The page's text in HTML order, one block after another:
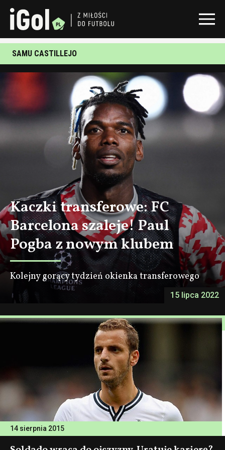
SAMU CASTILLEJO
15 lipca 2022
Kaczki transferowe: FC
Barcelona szaleje! Paul
Pogba z nowym klubem
Kolejny gorący tydzień okienka transferowego
14 sierpnia 2015